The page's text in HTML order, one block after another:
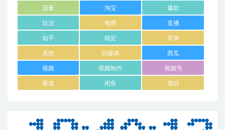
流量 淘宝 爆款
玩法 电商 直播
知乎 稳定 简单
系统 自媒体 西瓜
视频 视频制作 视频号
赛道 闲鱼 项目